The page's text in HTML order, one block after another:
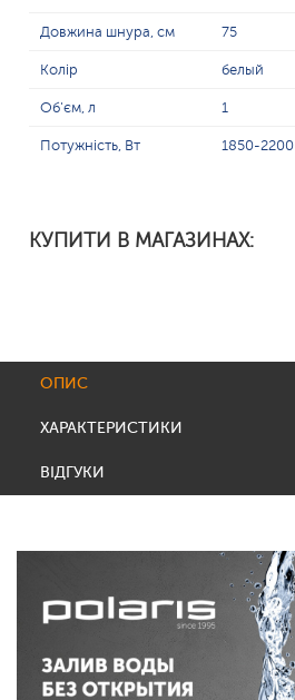
Довжина шнура, см 75
Колір белый
Об'єм, л 1
Потужність, Вт 1850-2200
КУПИТИ В МАГАЗИНАХ:
ОПИС
ХАРАКТЕРИСТИКИ
ВІДГУКИ